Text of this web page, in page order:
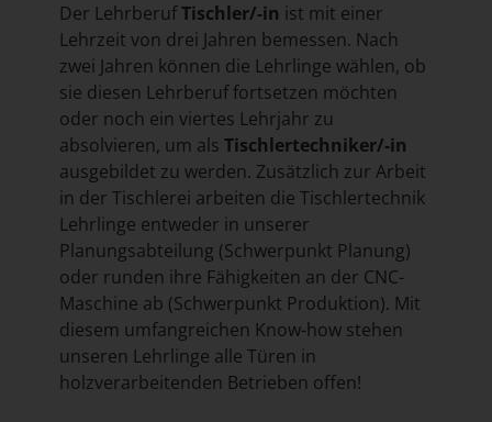
Der LehrberufTischler/-in ist mit einer
Lehrzeit von drei Jahren bemessen. Nach
zwei Jahren können die Lehrlinge wählen, ob
sie diesen Lehrberuf fortsetzen möchten
oder noch ein viertes Lehrjahr zu
absolvieren, um als Tischlertechniker/-in
ausgebildet zu werden. Zusätzlich zur Arbeit
in der Tischlerei arbeiten die Tischlertechnik
Lehrlinge entweder in unserer
Planungsabteilung (Schwerpunkt Planung)
oder runden ihre Fähigkeiten an der CNC-
Maschine ab (Schwerpunkt Produktion). Mit
diesem umfangreichen Know-how stehen
unseren Lehrlinge alle Türen in
holzverarbeitenden Betrieben offen!